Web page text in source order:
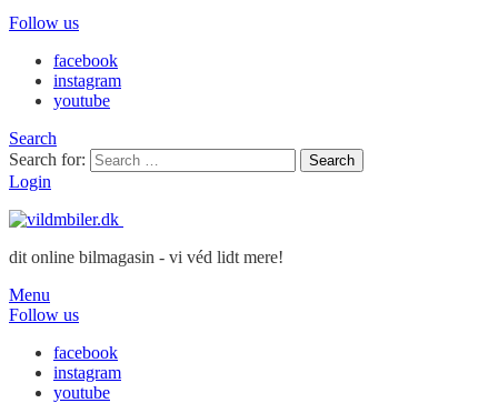
Follow us
facebook
instagram
youtube
Search
Search for:
Search
Login
dit online bilmagasin - vi véd lidt mere!
Menu
Follow us
facebook
instagram
youtube